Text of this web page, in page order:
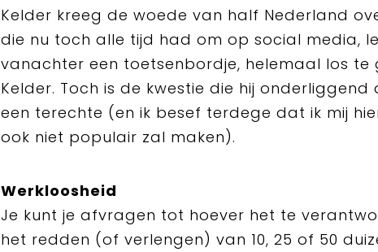
Kelder kreeg de woede van half Nederland
die nu toch alle tijd had om op social media,
vanachter een toetsenbordje, helemaal los te
Kelder. Toch is de kwestie die hij
een terechte (en ik besef terdege dat ik mij
ook niet populair zal maken).
Werkloosheid
Je kunt je afvragen tot hoever het te
het redden (of verlengen) van 10, 25 of 50